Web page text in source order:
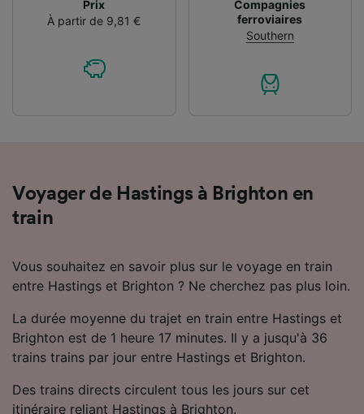
Prix
À partir de 9,81 €
Compagnies
ferroviaires
Southern
Voyager de Hastings à Brighton en
train
Vous souhaitez en savoir plus sur le voyage en train
entre Hastings et Brighton ? Ne cherchez pas plus loin.
La durée moyenne du trajet en train entre Hastings et
Brighton est de 1 heure 17 minutes. Il y a jusqu'à 36
trains trains par jour entre Hastings et Brighton.
Des trains directs circulent tous les jours sur cet
itinéraire reliant Hastings à Brighton.